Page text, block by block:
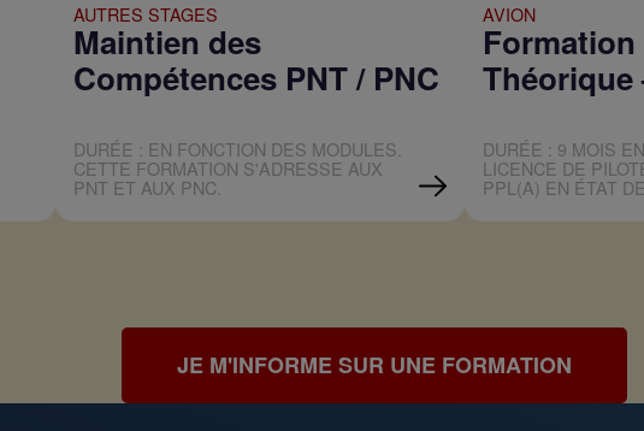
AUTRES STAGES
Maintien des
Compétences PNT / PNC
DURÉE : EN FONCTION DES MODULES.
CETTE FORMATION S'ADRESSE AUX
PNT ET AUX PNC.
AVION
Théorique
DURÉE : 9 MOIS
LICENCE DE
PPL(A) EN ÉTAT
JE M'INFORME SUR UNE FORMATION